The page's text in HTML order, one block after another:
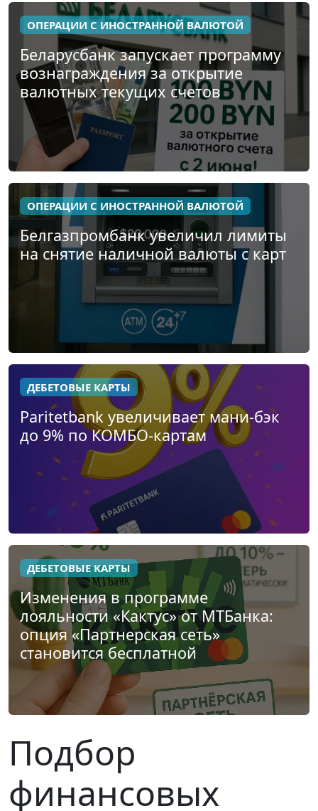
ОПЕРАЦИИ С ИНОСТРАННОЙ ВАЛЮТОЙ
Беларусбанк запускает программу
вознаграждения за открытие
валютных текущих счетов
ОПЕРАЦИИ С ИНОСТРАННОЙ ВАЛЮТОЙ
Белгазпромбанк увеличил лимиты
на снятие наличной валюты с карт
ДЕБЕТОВЫЕ КАРТЫ
Paritetbank увеличивает мани-бэк
до 9% по КОМБО-картам
ДЕБЕТОВЫЕ КАРТЫ
Изменения в программе
лояльности «Кактус» от МТБанка:
опция «Партнерская сеть»
становится бесплатной
Подбор
финансовых